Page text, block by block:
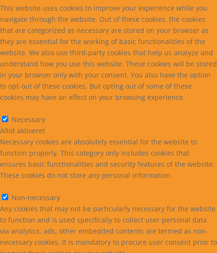
This website uses cookies to improve your experience while you
navigate through the website. Out of these cookies, the cookies
that are categorized as necessary are stored on your browser as
they are essential for the working of basic functionalities of the
website. We also use third-party cookies that help us analyze and
understand how you use this website. These cookies will be stored
in your browser only with your consent. You also have the option
to opt-out of these cookies. But opting out of some of these
cookies may have an effect on your browsing experience.
Necessary
Altid aktiveret
Necessary cookies are absolutely essential for the website to
function properly. This category only includes cookies that
ensures basic functionalities and security features of the website.
These cookies do not store any personal information.
Non-necessary
Any cookies that may not be particularly necessary for the website
to function and is used specifically to collect user personal data
via analytics, ads, other embedded contents are termed as non-
necessary cookies. It is mandatory to procure user consent prior to